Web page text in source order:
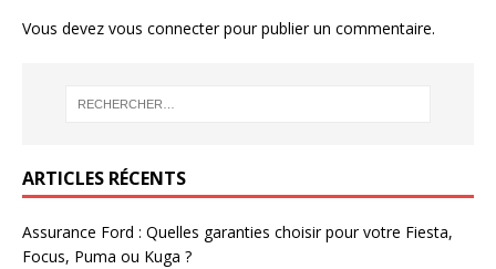
Vous devez vous connecterpour publier un commentaire.
ARTICLES RÉCENTS
Assurance Ford : Quelles garanties choisir pour votre Fiesta,
Focus, Puma ou Kuga ?